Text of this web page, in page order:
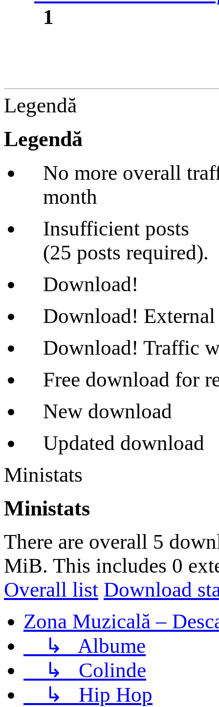
1
Legendă
Legendă
No more overall
month
Insufficient posts
(25 posts required).
Download!
Download! External
Download! Traffic
Free download for
New download
Updated download
Ministats
Ministats
There are overall 5
MiB. This includes 0
Overall list Download
Zona Muzicală –
↳ Albume
↳ Colinde
↳ Hip Hop